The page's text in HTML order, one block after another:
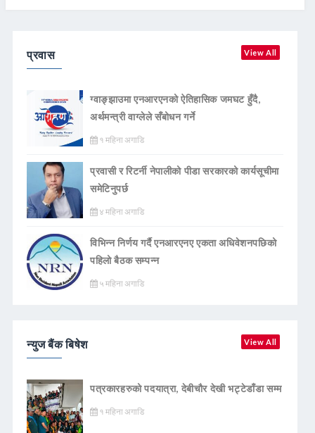
प्रवास View All
ग्वाङ्झाउमा एनआरएनको ऐतिहासिक जमघट हुँदै,
अर्थमन्त्री वाग्लेले सँबोधन गर्ने
१ महिना अगाडि
प्रवासी र रिटर्नी नेपालीको पीडा सरकारको कार्यसूचीमा
समेटिनुपर्छ
४ महिना अगाडि
विभिन्न निर्णय गर्दै एनआरएनए एकता अधिवेशनपछिको
पहिलो बैठक सम्पन्न
५ महिना अगाडि
न्युज बैंक बिषेश View All
पत्रकारहरुको पदयात्रा, देबीचौर देखी भट्टेडाँडा सम्म
१ महिना अगाडि